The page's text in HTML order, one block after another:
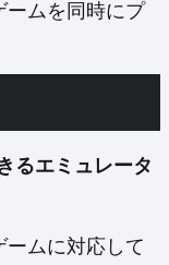
ームを同時にプ
るエミュレータ
ームに対応して